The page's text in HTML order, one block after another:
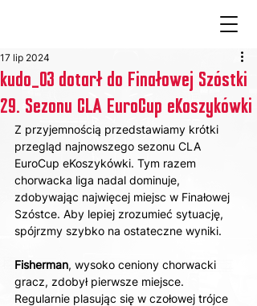
kudo_03 dotarł do Finałowej Szóstki
29. Sezonu CLA EuroCup eKoszykówki
17 lip 2024
Z przyjemnością przedstawiamy krótki
przegląd najnowszego sezonu CLA
EuroCup eKoszykówki. Tym razem
chorwacka liga nadal dominuje,
zdobywając najwięcej miejsc w Finałowej
Szóstce. Aby lepiej zrozumieć sytuację,
spójrzmy szybko na ostateczne wyniki.
Fisherman, wysoko ceniony chorwacki
gracz, zdobył pierwsze miejsce.
Regularnie plasując się w czołowej trójce